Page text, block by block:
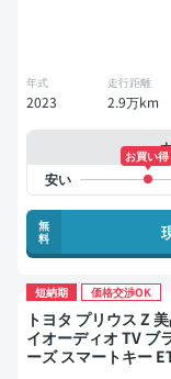
年式
2023
走行距離
2.9万km
お買い得
無
料
短納期 価格交渉OK
トヨタ プリウス Z 美品 禁煙車 整備記録簿あり ディスプレ
イオーディオ TV ブ
ーズ スマートキー